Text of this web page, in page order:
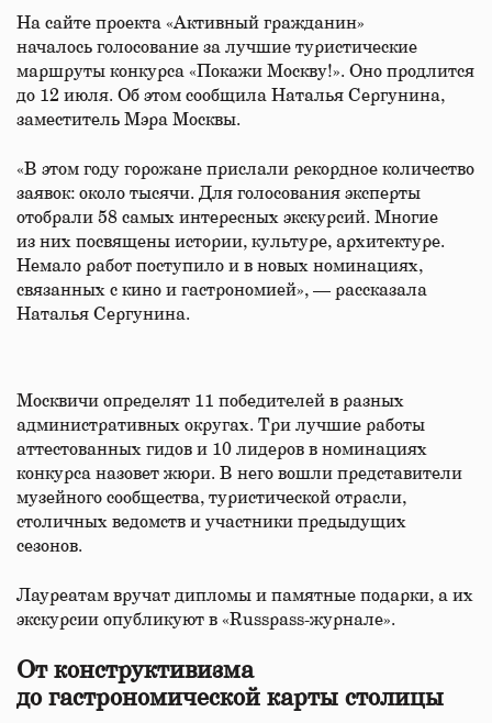
На сайте проекта «Активный гражданин»
началось голосование за лучшие туристические
маршруты конкурса «Покажи Москву!». Оно продлится
до 12 июля. Об этом сообщила Наталья Сергунина,
заместитель Мэра Москвы.
«В этом году горожане прислали рекордное количество
заявок: около тысячи. Для голосования эксперты
отобрали 58 самых интересных экскурсий. Многие
из них посвящены истории, культуре, архитектуре.
Немало работ поступило и в новых номинациях,
связанных с кино и гастрономией», — рассказала
Наталья Сергунина.
Москвичи определят 11 победителей в разных
административных округах. Три лучшие работы
аттестованных гидов и 10 лидеров в номинациях
конкурса назовет жюри. В него вошли представители
музейного сообщества, туристической отрасли,
столичных ведомств и участники предыдущих
сезонов.
Лауреатам вручат дипломы и памятные подарки, а их
экскурсии опубликуют в «Russpass-журнале».
От конструктивизма
до гастрономической карты столицы